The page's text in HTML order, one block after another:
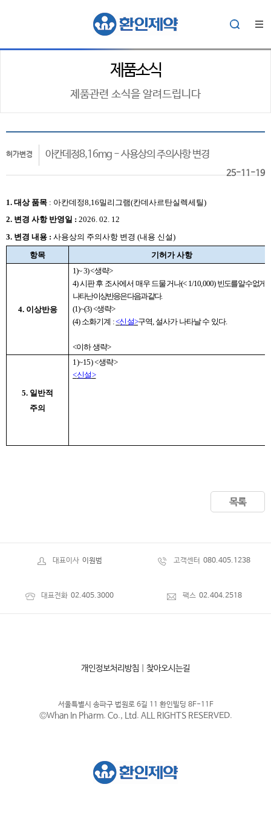
제품소식
제품관련 소식을 알려드립니다
허가변경 아칸데정8,16mg - 사용상의 주의사항 변경
25-11-19
1. 대상품목 : 아칸데정8,16밀리그램(칸데사르탄실렉세틸)
2. 변경 사항 반영일 : 2026. 02. 12
3. 변경 내용 : 사용상의 주의사항 변경 (내용 신설)
항목
기허가 사항
4. 이상반응
1)~ 3) <생략>
4)시판 후 조사에서 매우 드물거나(< 1/10,000) 빈도를 알 수 없게
나타난 이상반응은 다음과 같다.
(1)~(3) <생략>
(4) 소화기계 :<신설>구역,설사가 나타날 수 있다.
<이하 생략>
5. 일반적
주의
1)~15) <생략>
<신설>
목록
대표이사 이원범 고객센터 080.405.1238
대표전화 02.405.3000 팩스 02.404.2518
개인정보처리방침 찾아오시는길
서울특별시 송파구 법원로 6길 11 환인빌딩 8F-11F
©Whan In Pharm. Co., Ltd. ALL RIGHTS RESERVED.